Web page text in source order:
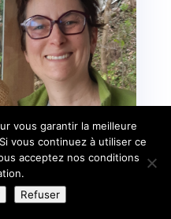
vous garantir la meilleure
vous continuez à utiliser ce
acceptez nos conditions
Refuser